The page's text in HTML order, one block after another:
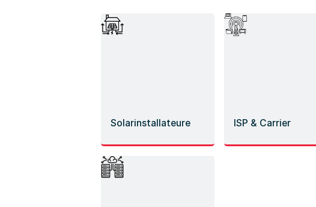
Solarinstallateure
Solarlösungen und
kompetente Beratung
aus einer Hand
ISP & Carrier
Kosten senken und